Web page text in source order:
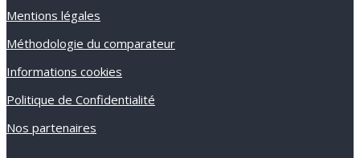
Mentions légales
Méthodologie du comparateur
Informations cookies
Politique de Confidentialité
Nos partenaires